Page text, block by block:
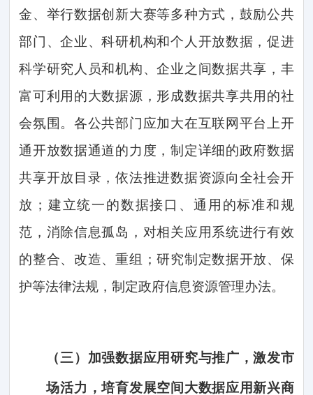
金、举行数据创新大赛等多种方式，鼓励公共
部门、企业、科研机构和个人开放数据，促进
科学研究人员和机构、企业之间数据共享，丰
富可利用的大数据源，形成数据共享共用的社
会氛围。各公共部门应加大在互联网平台上开
通开放数据通道的力度，制定详细的政府数据
共享开放目录，依法推进数据资源向全社会开
放；建立统一的数据接口、通用的标准和规
范，消除信息孤岛，对相关应用系统进行有效
的整合、改造、重组；研究制定数据开放、保
护等法律法规，制定政府信息资源管理办法。
（三） 加强数据应用研究与推广，激发市
场活力，培育发展空间大数据应用新兴商